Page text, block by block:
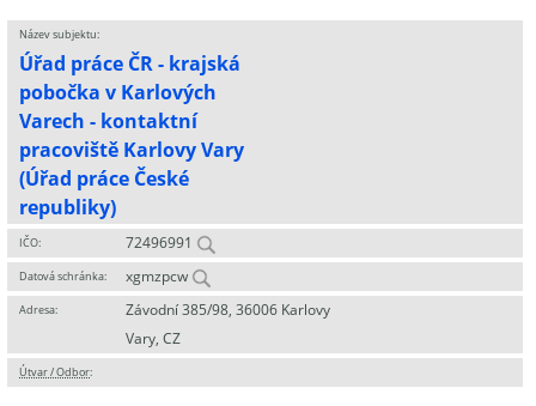
Název subjektu:
Úřad práce ČR - krajská
pobočka v Karlových
Varech - kontaktní
pracoviště Karlovy Vary
(Úřad práce České
republiky)
IČO: 72496991
Datová schránka: xgmzpcw
Adresa:
Závodní 385/98, 36006 Karlovy
Vary, CZ
Útvar / Odbor: